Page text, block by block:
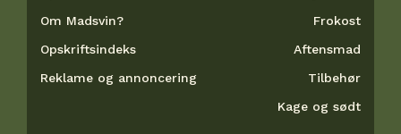
Om Madsvin?
Opskriftsindeks
Reklame og annoncering
Frokost
Aftensmad
Tilbehør
Kage og sødt